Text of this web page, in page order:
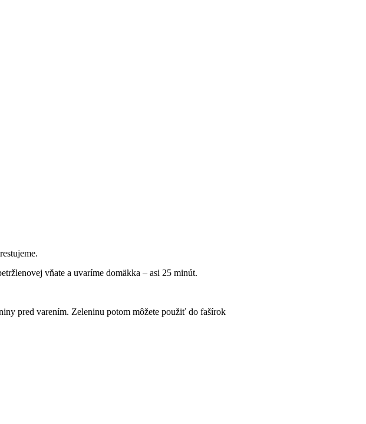
vňate a uvaríme domäkka – asi 25 minút.
pred varením. Zeleninu potom môžete použiť do fašírok